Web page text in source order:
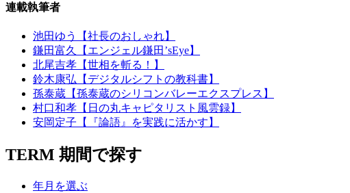
連載執筆者
池田ゆう【社長のおしゃれ】
鎌田富久【エンジェル鎌田’sEye】
北尾吉孝【世相を斬る！】
鈴木康弘【デジタルシフトの教科書】
孫泰蔵【孫泰蔵のシリコンバレーエクスプレス】
村口和孝【日の丸キャピタリスト風雲録】
安岡定子【『論語』を実践に活かす】
TERM 期間で探す
年月を選ぶ